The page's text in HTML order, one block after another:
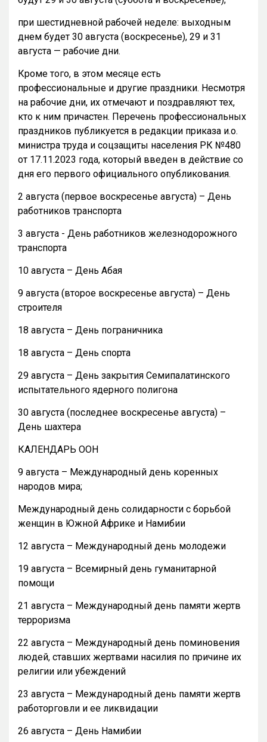
при шестидневной рабочей неделе: выходным
днем будет 30 августа (воскресенье), 29 и 31
августа — рабочие дни.
Кроме того, в этом месяце есть
профессиональные и другие праздники. Несмотря
на рабочие дни, их отмечают и поздравляют тех,
кто к ним причастен. Перечень профессиональных
праздников публикуется в редакции приказа и.о.
министра труда и соцзащиты населения РК №480
от 17.11.2023 года, который введен в действие со
дня его первого официального опубликования.
2 августа (первое воскресенье августа) – День
работников транспорта
3 августа - День работников железнодорожного
транспорта
10 августа – День Абая
9 августа (второе воскресенье августа) – День
строителя
18 августа – День пограничника
18 августа – День спорта
29 августа – День закрытия Семипалатинского
испытательного ядерного полигона
30 августа (последнее воскресенье августа) –
День шахтера
КАЛЕНДАРЬ ООН
9 августа – Международный день коренных
народов мира;
Международный день солидарности с борьбой
женщин в Южной Африке и Намибии
12 августа – Международный день молодежи
19 августа – Всемирный день гуманитарной
помощи
21 августа – Международный день памяти жертв
терроризма
22 августа – Международный день поминовения
людей, ставших жертвами насилия по причине их
религии или убеждений
23 августа – Международный день памяти жертв
работорговли и ее ликвидации
26 августа – День Намибии